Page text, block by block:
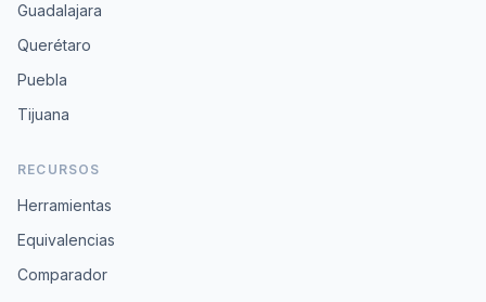
Guadalajara
Querétaro
Puebla
Tijuana
RECURSOS
Herramientas
Equivalencias
Comparador